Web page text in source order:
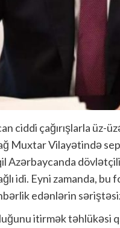
ciddi çağırışlarla üz-
Muxtar Vilayətində
Azərbaycanda
idi. Eyni zamanda,
edənlərin
itirmək təhlükəsi